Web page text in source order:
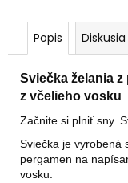
Popis Diskusia
Sviečka želania
z včelieho vosku
Začnite si plniť sny.
Sviečka je vyrobená
pergamen na
vosku.
č
a
m
e
VÝZVA
NA